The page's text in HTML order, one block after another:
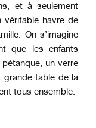
et à seulement
véritable havre de
On s’imagine
que les enfants
un verre
grande table de la
tous ensemble.